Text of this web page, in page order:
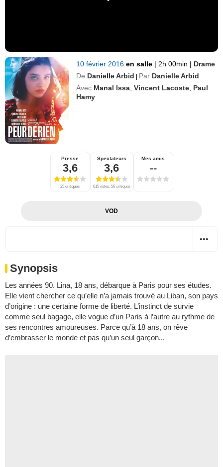
10 février 2016en salle | 2h 00min | Drame
De Danielle Arbid | Par Danielle Arbid
Avec Manal Issa ,Vincent Lacoste Paul
Hamy
Presse
3,6
25 critiques
Spectateurs
3,6
615 notes, 56 critiques
Mes amis
--
VOD
Synopsis
Les années 90. Lina, 18 ans, débarque à Paris pour ses études.
Elle vient chercher ce qu’elle n’a jamais trouvé au Liban, son pays
d’origine : une certaine forme de liberté. L’instinct de survie
comme seul bagage, elle vogue d’un Paris à l’autre au rythme de
ses rencontres amoureuses. Parce qu’à 18 ans, on rêve
d’embrasser le monde et pas qu’un seul garçon...